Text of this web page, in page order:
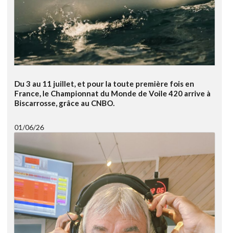
Du 3 au 11 juillet, et pour la toute première fois en
France, le Championnat du Monde de Voile 420 arrive à
Biscarrosse, grâce au CNBO.
01/06/26